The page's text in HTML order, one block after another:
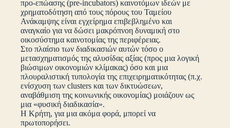
προ-επώασης (pre-incubators) καινοτόμων ιδεών με
χρηματοδότηση από τους πόρους του Ταμείου
Ανάκαμψης είναι εγχείρημα επιβεβλημένο και
αναγκαίο για να δώσει μακρόπνοη δυναμική στο
οικοσύστημα καινοτομίας της περιφέρειας.
Στο πλαίσιο των διαδικασιών αυτών τόσο ο
μετασχηματισμός της αλυσίδας αξίας (προς μια λογική
βιώσιμων οικονομιών κλίμακας) όσο και μια
πλουραλιστική τυπολογία της επιχειρηματικότητας (π.χ.
ενίσχυση των clusters και των δικτυώσεων,
αναβάθμιση της κοινωνικής οικονομίας) μοιάζουν ως
μια «φυσική διαδικασία».
Η Κρήτη, για μια ακόμα φορά, μπορεί να
πρωτοπορήσει.